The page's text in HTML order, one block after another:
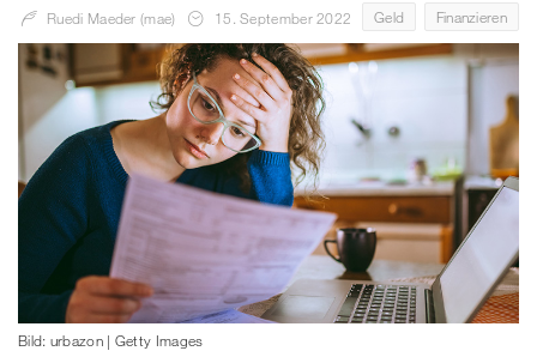
Ruedi Maeder (mae) 15. September 2022 Geld Finanzieren
Bild: urbazon | Getty Images